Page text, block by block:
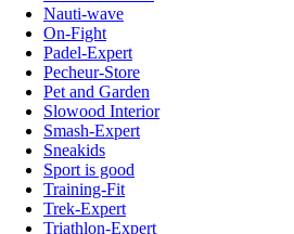
Nauti-wave
On-Fight
Padel-Expert
Pecheur-Store
Pet and Garden
Slowood Interior
Smash-Expert
Sneakids
Sport is good
Training-Fit
Trek-Expert
Triathlon-Expert